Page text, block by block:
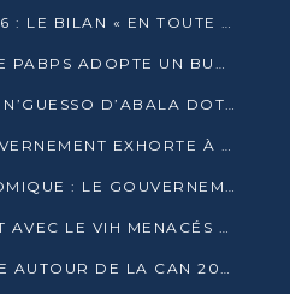
QUINQUENNAT 2021-2026 : LE BILAN « EN TOUTE TRANSPARENCE » PRÉSENTÉ À LA PRESSE
ÉCONOMIE FLUVIALE : LE PABPS ADOPTE UN BUDGET 2026 DE PLUS DE 2,7 MILLIARDS FCFA
LE LYCÉE DENIS SASSOU N’GUESSO D’ABALA DOTÉ D’UNE SALLE MULTIMÉDIA
POINTE-NOIRE : LE GOUVERNEMENT EXHORTE À UN USAGE RESPONSABLE DU NOUVEAU MATÉRIEL MUNICIPAL
SITUATION SOCIOÉCONOMIQUE : LE GOUVERNEMENT INTERPELLÉ DEVANT LE SÉNAT
20.000 PATIENTS VIVANT AVEC LE VIH MENACÉS D’ARRÊT DE TRAITEMENT
AGL MOBILISE L’AFRIQUE AUTOUR DE LA CAN 2025